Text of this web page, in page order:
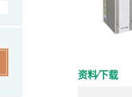
资料⁄下载